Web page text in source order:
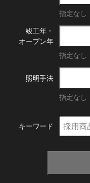
指定なし
竣工年・
オープン年
指定なし
照明手法
指定なし
キーワード